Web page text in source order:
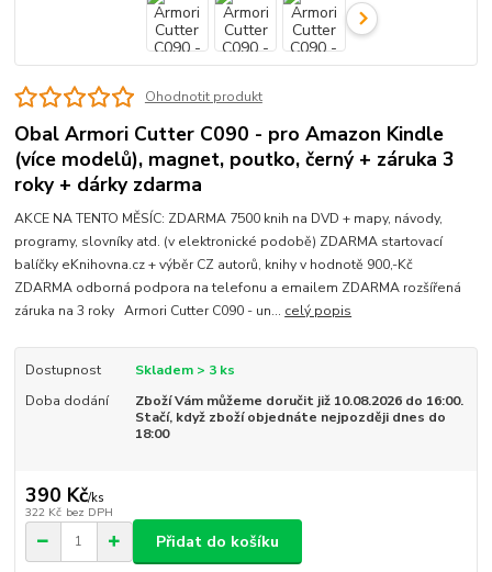
Ohodnotit produkt
Obal Armori Cutter C090 - pro Amazon Kindle
(více modelů), magnet, poutko, černý + záruka 3
roky + dárky zdarma
AKCE NA TENTO MĚSÍC: ZDARMA 7500 knih na DVD + mapy, návody,
programy, slovníky atd. (v elektronické podobě) ZDARMA startovací
balíčky eKnihovna.cz + výběr CZ autorů, knihy v hodnotě 900,-Kč
ZDARMA odborná podpora na telefonu a emailem ZDARMA rozšířená
záruka na 3 roky Armori Cutter C090 - un... celý popis
Dostupnost
Skladem > 3 ks
Doba dodání
Zboží Vám můžeme doručit již 10.08.2026 do 16:00.
Stačí, když zboží objednáte nejpozději dnes do
18:00
390 Kč/ks
322 Kč bez DPH
Přidat do košíku